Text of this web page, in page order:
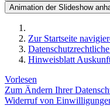
Animation der Slideshow
Zur Startseite
Hinweisblatt
Vorlesen
Zum Ändern Ihrer
Widerruf von